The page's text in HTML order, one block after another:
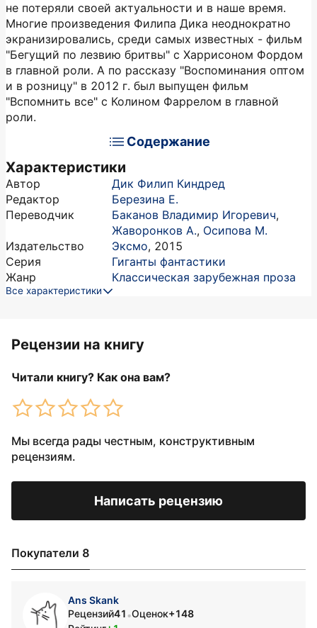
не потеряли своей актуальности и в наше время.
Многие произведения Филипа Дика неоднократно
экранизировались, среди самых известных - фильм
"Бегущий по лезвию бритвы" с Харрисоном Фордом
в главной роли. А по рассказу "Воспоминания оптом
и в розницу" в 2012 г. был выпущен фильм
"Вспомнить все" с Колином Фаррелом в главной
роли.
Содержание
Характеристики
Автор
Дик Филип Киндред
Редактор
Березина Е.
Переводчик
Баканов Владимир Игоревич,
Жаворонков А., Осипова М.
Издательство
Эксмо, 2015
Серия
Гиганты фантастики
Жанр
Классическая зарубежная проза
Все характеристики
Рецензии на книгу
Читали книгу? Как она вам?
Мы всегда рады честным, конструктивным
рецензиям.
Написать рецензию
Покупатели 8
Ans Skank
Рецензий41 •Оценок+148